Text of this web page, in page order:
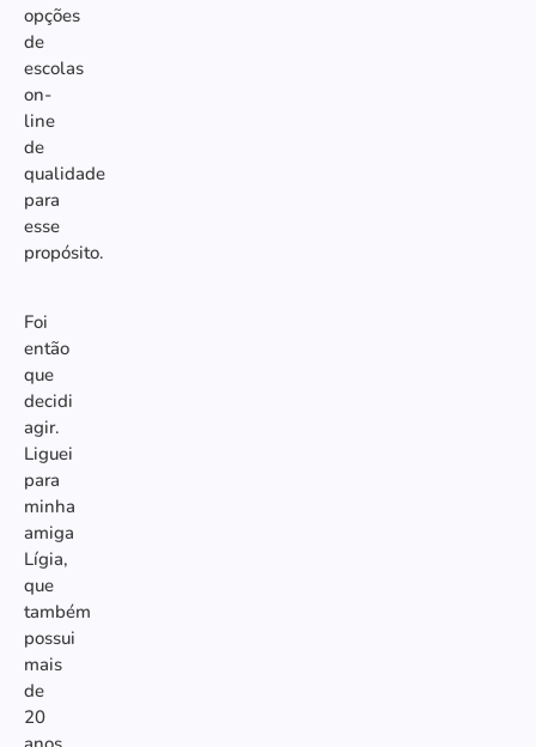
opções
de
escolas
on-
line
de
qualidade
para
esse
propósito.
Foi
então
que
decidi
agir.
Liguei
para
minha
amiga
Lígia,
que
também
possui
mais
de
20